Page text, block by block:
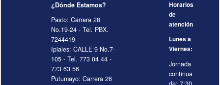
¿Dónde Estamos?
Pasto: Carrera 28
No.19-24 - Tel. PBX.
7244419
Ipiales: CALLE 9 No.7-
105 - Tel. 773 04 44 -
773 63 56
Putumayo: Carrera 26
Horarios
de
atención
Lunes a
Viernes:
Jornada
continua